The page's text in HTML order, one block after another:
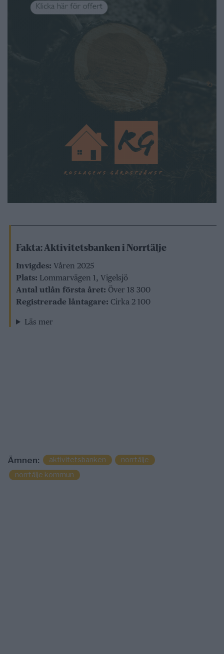
Fakta: Aktivitetsbanken i Norrtälje
Invigdes: Våren 2025
Plats: Lommarvägen 1, Vigelsjö
Antal utlån första året: Över 18 300
Registrerade låntagare: Cirka 2 100
Läs mer
Ämnen: aktivitetsbanken
norrtälje
norrtälje kommun